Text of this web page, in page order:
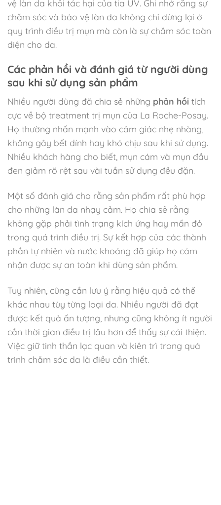
vệ làn da khỏi tác hại của tia UV. Ghi nhớ rằng sự
chăm sóc và bảo vệ làn da không chỉ dừng lại ở
quy trình điều trị mụn mà còn là sự chăm sóc toàn
diện cho da.
Các phản hồi và đánh giá từ người dùng
sau khi sử dụng sản phẩm
Nhiều người dùng đã chia sẻ những phản hồi tích
cực về bộ treatment trị mụn của La Roche-Posay.
Họ thường nhấn mạnh vào cảm giác nhẹ nhàng,
không gây bết dính hay khó chịu sau khi sử dụng.
Nhiều khách hàng cho biết, mụn cám và mụn đầu
đen giảm rõ rệt sau vài tuần sử dụng đều đặn.
Một số đánh giá cho rằng sản phẩm rất phù hợp
cho những làn da nhạy cảm. Họ chia sẻ rằng
không gặp phải tình trạng kích ứng hay mẩn đỏ
trong quá trình điều trị. Sự kết hợp của các thành
phần tự nhiên và nước khoáng đã giúp họ cảm
nhận được sự an toàn khi dùng sản phẩm.
Tuy nhiên, cũng cần lưu ý rằng hiệu quả có thể
khác nhau tùy từng loại da. Nhiều người đã đạt
được kết quả ấn tượng, nhưng cũng không ít người
cần thời gian điều trị lâu hơn để thấy sự cải thiện.
Việc giữ tinh thần lạc quan và kiên trì trong quá
trình chăm sóc da là điều cần thiết.